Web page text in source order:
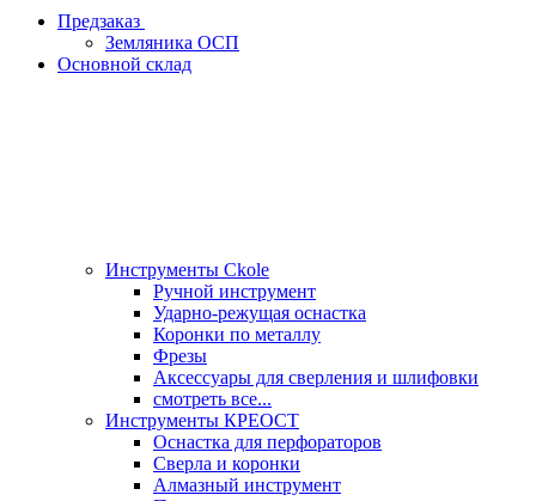
Предзаказ
Земляника ОСП
Основной склад
Инструменты Ckole
Ручной инструмент
Ударно‑режущая оснастка
Коронки по металлу
Фрезы
Аксессуары для сверления и шлифовки
смотреть все...
Инструменты КРЕОСТ
Оснастка для перфораторов
Сверла и коронки
Алмазный инструмент